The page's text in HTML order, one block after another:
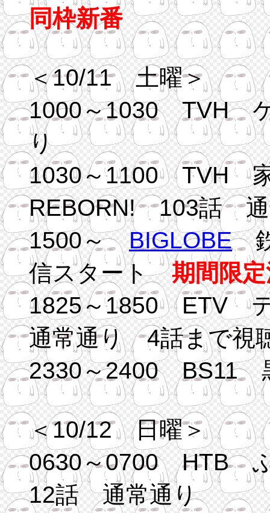
同枠新番
＜10/11 土曜＞
1000～1030 TVH
り
1030～1100 TVH
REBORN! 103話
1500～ BIGLOBE鉄
信スタート期間限
1825～1850 ETV
通常通り 4話まで視
2330～2400
＜10/12 日曜＞
0630～0700 HTB
12話 通常通り